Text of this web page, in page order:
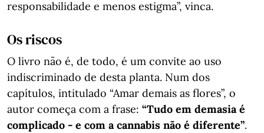
responsabilidade e menos estigma”, vinca.
Os riscos
O livro não é, de todo, é um convite ao uso
indiscriminado de desta planta. Num dos
capítulos, intitulado “Amar demais as flores”, o
autor começa com a frase: “Tudo em demasia é
complicado - e com a cannabis não é diferente”.